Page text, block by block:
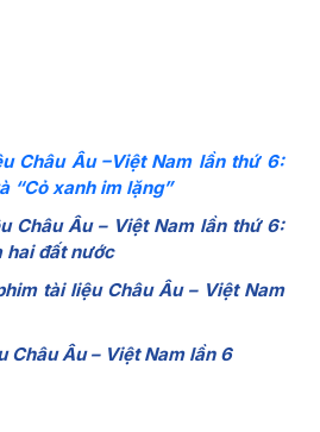
Châu Âu –Việt Nam lần thứ 6:
“Cỏ xanh im lặng”
Châu Âu – Việt Nam lần thứ 6:
hai đất nước
tài liệu Châu Âu – Việt Nam
Châu Âu – Việt Nam lần 6